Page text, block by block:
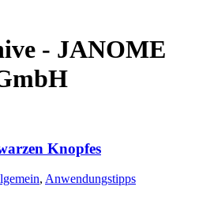
- JANOME
Knopfes
, Anwendungstipps